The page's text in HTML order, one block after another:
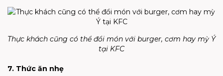
Thực khách cũng có thể đổi món với burger, cơm hay mỳ Ý
tại KFC
7. Thức ăn nhẹ